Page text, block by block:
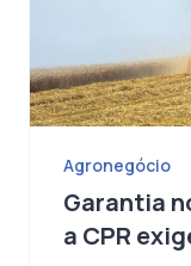
Agronegócio
Garantia